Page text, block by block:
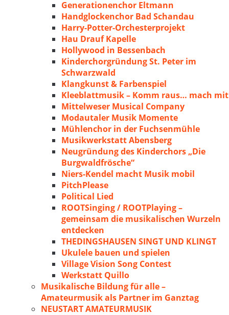
Generationenchor Eltmann
Handglockenchor Bad Schandau
Harry-Potter-Orchesterprojekt
Hau Drauf Kapelle
Hollywood in Bessenbach
Kinderchorgründung St. Peter im
Schwarzwald
Klangkunst & Farbenspiel
Kleeblattmusik – Komm raus… mach mit
Mittelweser Musical Company
Modautaler Musik Momente
Mühlenchor in der Fuchsenmühle
Musikwerkstatt Abensberg
Neugründung des Kinderchors „Die
Burgwaldfrösche“
Niers-Kendel macht Musik mobil
PitchPlease
Political Lied
ROOTSinging / ROOTPlaying –
gemeinsam die musikalischen Wurzeln
entdecken
THEDINGSHAUSEN SINGT UND KLINGT
Ukulele bauen und spielen
Village Vision Song Contest
Werkstatt Quillo
Musikalische Bildung für alle –
Amateurmusik als Partner im Ganztag
NEUSTART AMATEURMUSIK